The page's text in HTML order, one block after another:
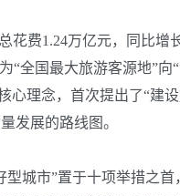
费1.24万亿元，同比增
全国最大旅游客源地”
理念，首次提出了“建
发展的路线图。
城市”置于十项举措